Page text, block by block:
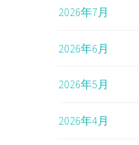
2026年7月
2026年6月
2026年5月
2026年4月